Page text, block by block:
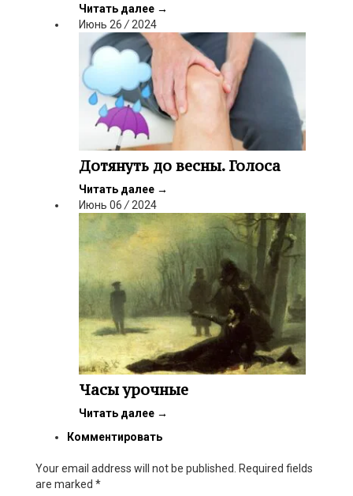
Читать далее →
Июнь 26 / 2024
Дотянуть до весны. Голоса
Читать далее →
Июнь 06 / 2024
Часы урочные
Читать далее →
Комментировать
Your email address will not be published. Required fields
are marked *